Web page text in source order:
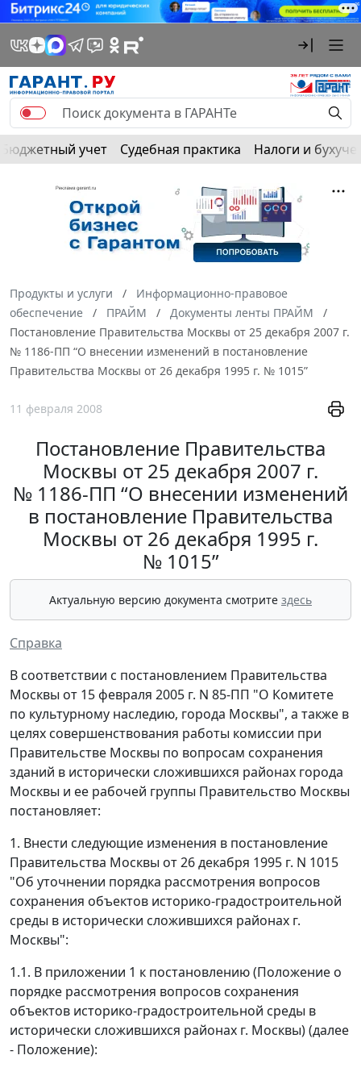
Бюджетный учет Судебная практика Налоги и
Продукты и услуги
Информационно-правовое
обеспечение
ПРАЙМ
Документы ленты ПРАЙМ
Постановление Правительства Москвы от 25 декабря 2007 г.
№ 1186-ПП “О внесении изменений в постановление
Правительства Москвы от 26 декабря 1995 г. № 1015”
11 февраля 2008
Постановление Правительства
Москвы от 25 декабря 2007 г.
№ 1186-ПП “О внесении изменений
в постановление Правительства
Москвы от 26 декабря 1995 г.
№ 1015”
Актуальную версию документа смотрите здесь
Справка
В соответствии с постановлением Правительства
Москвы от 15 февраля 2005 г. N 85-ПП "О Комитете
по культурному наследию, города Москвы", а также в
целях совершенствования работы комиссии при
Правительстве Москвы по вопросам сохранения
зданий в исторически сложившихся районах города
Москвы и ее рабочей группы Правительство Москвы
постановляет:
1. Внести следующие изменения в постановление
Правительства Москвы от 26 декабря 1995 г. N 1015
"Об уточнении порядка рассмотрения вопросов
сохранения объектов историко-градостроительной
среды в исторически сложившихся районах г.
Москвы":
1.1. В приложении 1 к постановлению (Положение о
порядке рассмотрения вопросов сохранения
объектов историко-градостроительной среды в
исторически сложившихся районах г. Москвы) (далее
- Положение):